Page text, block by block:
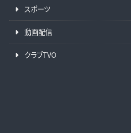
スポーツ
動画配信
クラブTVO